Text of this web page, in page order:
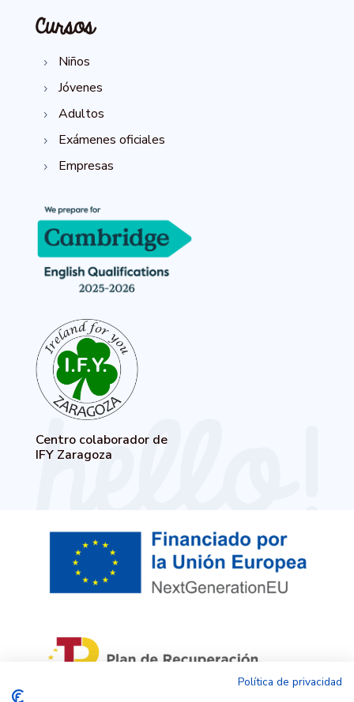
Cursos
5 Niños
5 Jóvenes
5 Adultos
5 Exámenes oficiales
5 Empresas
Centro colaborador de
IFY Zaragoza
Política de privacidad